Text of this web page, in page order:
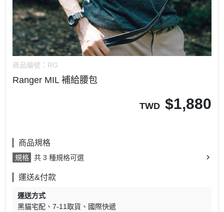
商品編號： RG
Ranger MIL 補給腰包
TWD $1,880
商品規格
規格 共 3 種規格可選
運送&付款
運送方式
黑貓宅配
7-11取貨
國際快遞